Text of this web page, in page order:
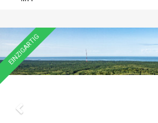
EINZIGARTIG
Previous